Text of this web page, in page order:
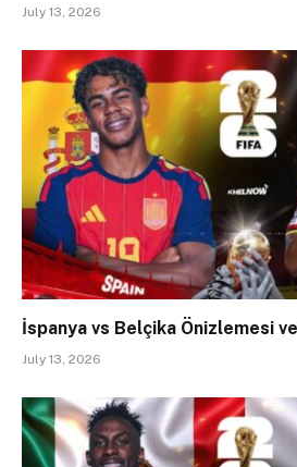
July 13, 2026
İspanya vs Belçika Önizlemesi
July 13, 2026